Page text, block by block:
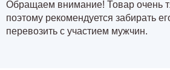
Обращаем внимание! Товар очень
поэтому рекомендуется забирать
перевозить с участием мужчин.